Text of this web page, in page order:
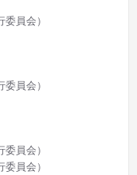
員会）
員会）
員会）
員会）